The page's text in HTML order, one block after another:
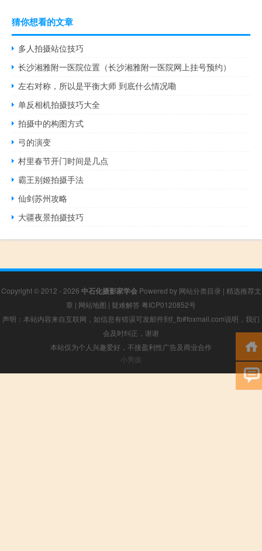
猜你想看的文章
多人拍摄站位技巧
长沙湘雅附一医院位置（长沙湘雅附一医院网上挂号预约）
左右对称，所以是平衡大师 到底什么情况嘞
单反相机拍摄技巧大全
拍摄中的构图方式
弓的演变
村里春节开门时间是几点
霸王别姬拍摄手法
仙剑苏州攻略
大疆夜景拍摄技巧
Copyright © 2012 - 2026 中石化摄影家学会Powered by 网站分类目录 | 精选推荐文
章 | 网站地图 | 疑难解答 粤ICP0120852号
声明：本站内容来自互联网，如信息有错误可发邮件到f_fb#foxmail.com说明，我们
会及时纠正，谢谢
本站仅为个人兴趣爱好，不接盈利性广告及商业合作
小男孩